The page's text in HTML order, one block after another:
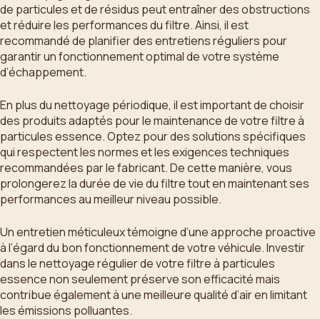
de particules et de résidus peut entraîner des obstructions
et réduire les performances du filtre. Ainsi, il est
recommandé de planifier des entretiens réguliers pour
garantir un fonctionnement optimal de votre système
d’échappement.
En plus du nettoyage périodique, il est important de choisir
des produits adaptés pour le maintenance de votre filtre à
particules essence. Optez pour des solutions spécifiques
qui respectent les normes et les exigences techniques
recommandées par le fabricant. De cette manière, vous
prolongerez la durée de vie du filtre tout en maintenant ses
performances au meilleur niveau possible.
Un entretien méticuleux témoigne d’une approche proactive
à l’égard du bon fonctionnement de votre véhicule. Investir
dans le nettoyage régulier de votre filtre à particules
essence non seulement préserve son efficacité mais
contribue également à une meilleure qualité d’air en limitant
les émissions polluantes.